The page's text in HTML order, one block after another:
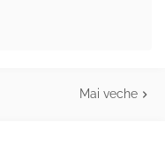
Mai veche